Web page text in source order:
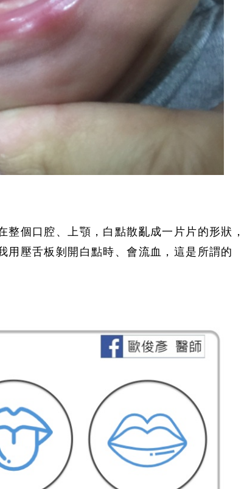
個口腔、上顎，白點散亂成一片片的形狀，
用壓舌板剝開白點時、會流血，這是所謂的